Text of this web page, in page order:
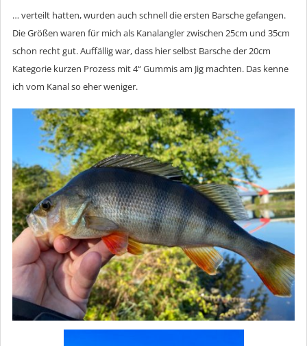
… verteilt hatten, wurden auch schnell die ersten Barsche gefangen.
Die Größen waren für mich als Kanalangler zwischen 25cm und 35cm
schon recht gut. Auffällig war, dass hier selbst Barsche der 20cm
Kategorie kurzen Prozess mit 4“ Gummis am Jig machten. Das kenne
ich vom Kanal so eher weniger.